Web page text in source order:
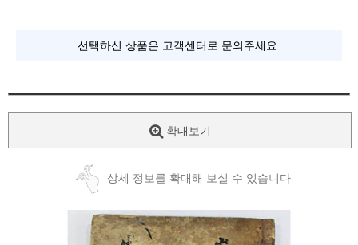
선택하신 상품은 고객센터로 문의주세요.
확대보기
상세 정보를 확대해 보실 수 있습니다